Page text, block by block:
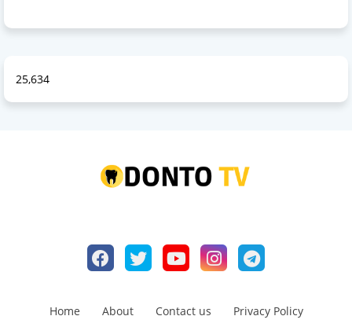
25,634
Home About Contact us
Privacy Policy